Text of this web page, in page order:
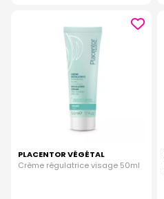
PLACENTOR VÉGÉTAL
Crème régulatrice visage 50ml